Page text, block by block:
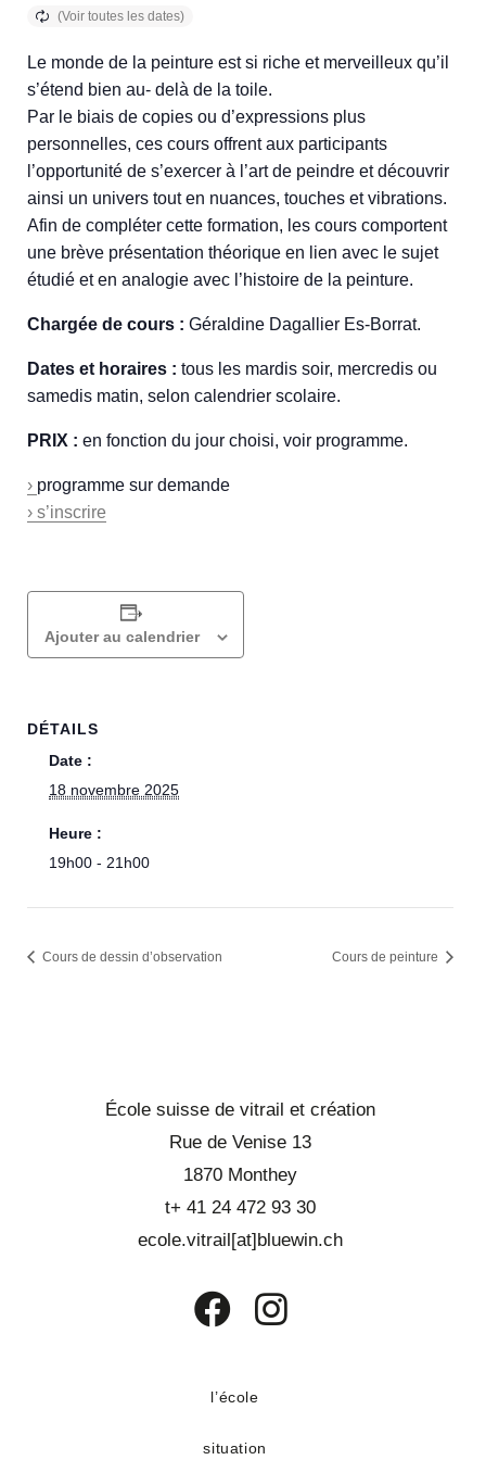
Le monde de la peinture est si riche et merveilleux qu’il
s’étend bien au- delà de la toile.
Par le biais de copies ou d’expressions plus
personnelles, ces cours offrent aux participants
l’opportunité de s’exercer à l’art de peindre et découvrir
ainsi un univers tout en nuances, touches et vibrations.
Afin de compléter cette formation, les cours comportent
une brève présentation théorique en lien avec le sujet
étudié et en analogie avec l’histoire de la peinture.
Chargée de cours : Géraldine Dagallier Es-Borrat.
Dates et horaires : tous les mardis soir, mercredis ou
samedis matin, selon calendrier scolaire.
PRIX : en fonction du jour choisi, voir programme.
› programme sur demande
› s’inscrire
Ajouter au calendrier
DÉTAILS
Date :
18 novembre 2025
Heure :
19h00 - 21h00
Cours de dessin d’observation Cours de peinture
École suisse de vitrail et création
Rue de Venise 13
1870 Monthey
t+ 41 24 472 93 30
ecole.vitrail[at]bluewin.ch
un
onglet
l’école
situation